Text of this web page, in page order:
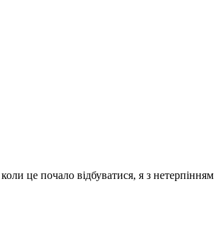
це почало відбуватися, я з нетерпінням